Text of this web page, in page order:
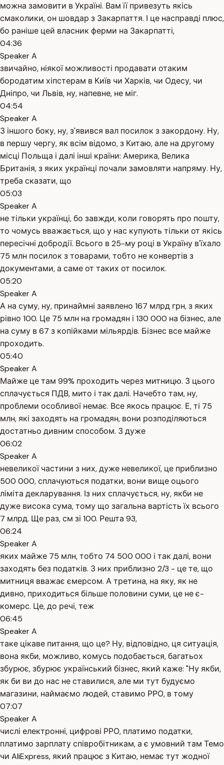
можна замовити в Україні. Вам її привезуть якісь
смаколики, он шовдар з Закарпаття. І це насправді плюс,
бо раніше цей власник ферми на Закарпатті,
04:36
Speaker A
звичайно, ніякої можливості продавати отаким
бородатим хіпстерам в Київ чи Харків, чи Одесу, чи
Дніпро, чи Львів, ну, напевне, не міг.
04:54
Speaker A
З іншого боку, ну, з'явився вал посилок з закордону. Ну,
в першу чергу, як всім відомо, з Китаю, але на другому
місці Польща і далі інші країни: Америка, Велика
Британія, з яких українці почали замовляти напряму. Ну,
треба сказати, що
05:03
Speaker A
не тільки українці, бо завжди, коли говорять про пошту,
то чомусь вважається, що у нас купують тільки от якісь
пересічні добродії. Всього в 25-му році в Україну в'їхало
75 млн посилок з товарами, тобто не конвертів з
документами, а саме от таких от посилок.
05:20
Speaker A
А на суму, ну, принаймні заявлено 167 млрд грн, з яких
рівно 100. Це 75 млн на громадян і 130 000 на бізнес, але
на суму в 67 з копійками мільярдів. Бізнес все майже
проходить.
05:40
Speaker A
Майже це там 99% проходить через митницю. З цього
сплачується ПДВ, мито і так далі. Начебто там, ну,
проблеми особливої немає. Все якось працює. Е, ті 75
млн, які заходять на громадян, вони розподіляються
достатньо дивним способом. З дуже
06:02
Speaker A
невеликої частини з них, дуже невеликої, це приблизно
500 000, сплачуються податки, вони вище оцього
ліміта декларування. Із них сплачується, ну, якби не
дуже висока сума, тому що загальна вартість їх всього
7 млрд. Ще раз, см зі 100. Решта 93,
06:24
Speaker A
яких майже 75 млн, тобто 74 500 000 і так далі, вони
заходять без податків. З них приблизно 2/3 - це те, що
митниця вважає ємерсом. А третина, на яку, як не
дивно, приходиться більше половини суми, це не є-
комерс. Це, до речі, теж
06:45
Speaker A
таке цікаве питання, що це? Ну, відповідно, ця ситуація,
вона якби, можливо, комусь подобається, багатьох
збурює, збурює український бізнес, який каже: "Ну якби,
як би ви до нас не ставилися, але ми тут будуємо
магазини, наймаємо людей, ставимо РРО, в тому
07:07
Speaker A
числі електронні, цифрові РРО, платимо податки,
платимо зарплату співробітникам, а є умовний там Темо
чи AliExpress, який працює з Китаю, немає тут жодної